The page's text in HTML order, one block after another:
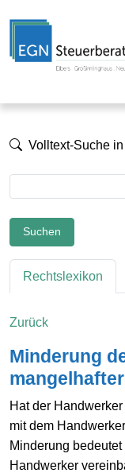
Volltext-Suche
Suchen
Rechtslexikon
Zurück
Minderung
Hat der
mit dem
Minderung
Handwerker